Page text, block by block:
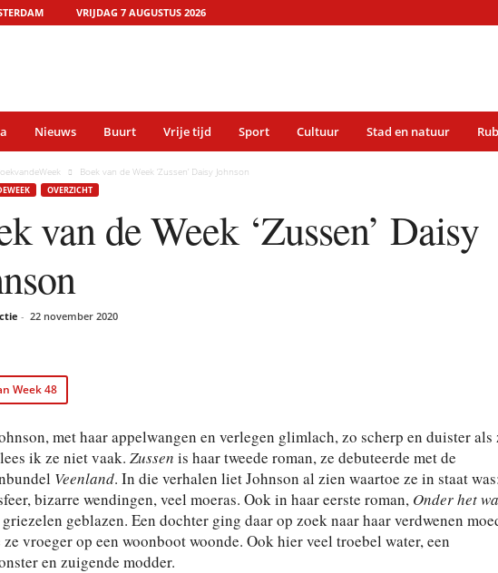
VRIJDAG 7 AUGUSTUS 2026
Nieuws Buurt Vrije tijd Sport Cultuur Stad en natuur
Boek van de Week ‘Zussen’ Daisy Johnson
OVERZICHT
van de Week ‘Zussen’ Daisy
- 22 november 2020
Week 48
met haar appelwangen en verlegen glimlach, zo scherp en duister als
ik ze niet vaak. Zussen is haar tweede roman, ze debuteerde met de
Veenland. In die verhalen liet Johnson al zien waartoe ze in staat was:
bizarre wendingen, veel moeras. Ook in haar eerste roman, Onder het
geblazen. Een dochter ging daar op zoek naar haar verdwenen
vroeger op een woonboot woonde. Ook hier veel troebel water, een
en zuigende modder.